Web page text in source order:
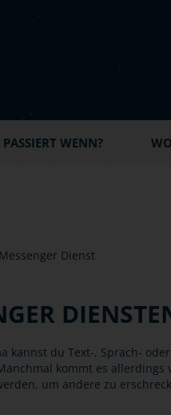
WENN?
kannst du Text-, Sprach- oder
kommt es allerdings
um andere zu